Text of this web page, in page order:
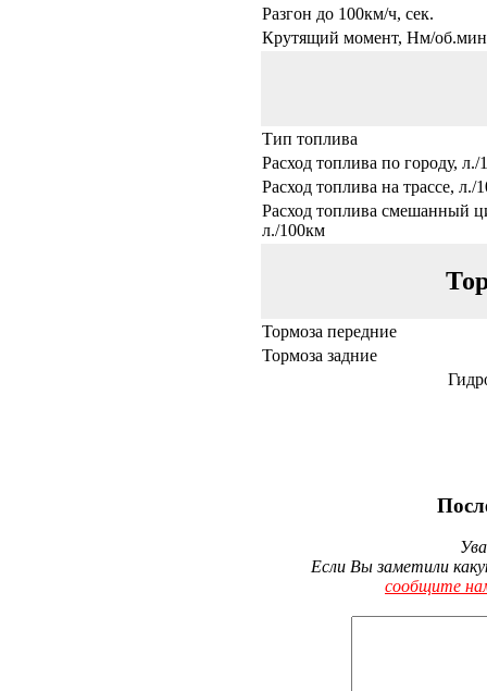
Разгон до 100км/ч, сек.
Крутящий момент, Нм/
Тип топлива
Расход топлива по городу, л./
Расход топлива на трассе, л./
Расход топлива смешанный
л./100км
Тормоза передние
Тормоза задние
Если Вы заметили
сообщите